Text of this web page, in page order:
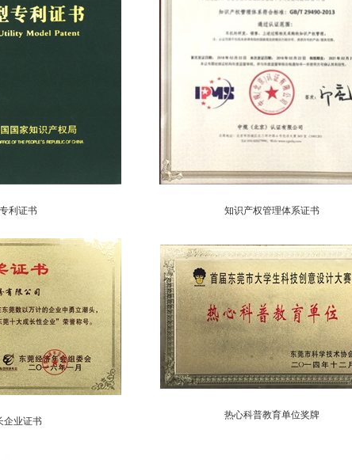
利证书 知识产权管理体系证书
企业证书
热心科普教育单位奖牌